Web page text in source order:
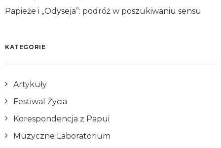
Papieże i „Odyseja”: podróż w poszukiwaniu sensu
KATEGORIE
Artykuły
Festiwal Życia
Korespondencja z Papui
Muzyczne Laboratorium